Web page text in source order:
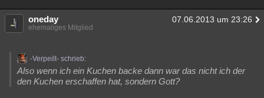
oneday 07.06.2013 um 23:26
ehemaliges Mitglied
-Verpeilt- schrieb:
Also wenn ich ein Kuchen backe dann war das nicht ich der
den Kuchen erschaffen hat, sondern Gott?